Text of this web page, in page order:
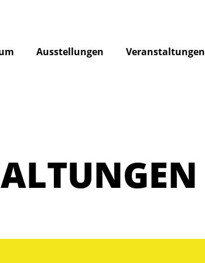
Ausstellungen Veranstaltungen